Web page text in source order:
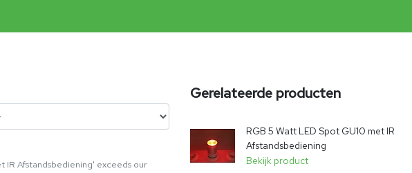
IR Afstandsbediening' exceeds our
Gerelateerde producten
RGB 5 Watt LED Spot GU10 met IR
Afstandsbediening
Bekijk product